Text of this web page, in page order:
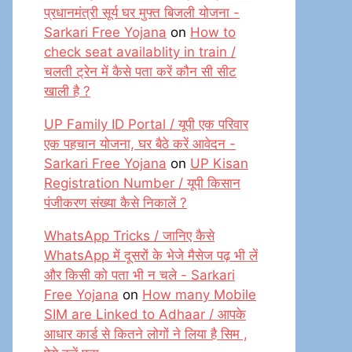
प्रधानमंत्री सूर्य घर मुफ्त बिजली योजना -
Sarkari Free Yojana on How to
check seat availablity in train /
चलती ट्रेन में कैसे पता करें कौन सी सीट
खाली है ?
UP Family ID Portal / यूपी एक परिवार
एक पहचान योजना, घर बैठे करें आवेदन -
Sarkari Free Yojana on UP Kisan
Registration Number / यूपी किसान
पंजीकरण संख्या कैसे निकालें ?
WhatsApp Tricks / जानिए कैसे
WhatsApp में दूसरों के भेजे मैसेज पढ़ भी लें
और किसी को पता भी न चले - Sarkari
Free Yojana on How many Mobile
SIM are Linked to Adhaar / आपके
आधार कार्ड से कितने लोगों ने लिया है सिम ,